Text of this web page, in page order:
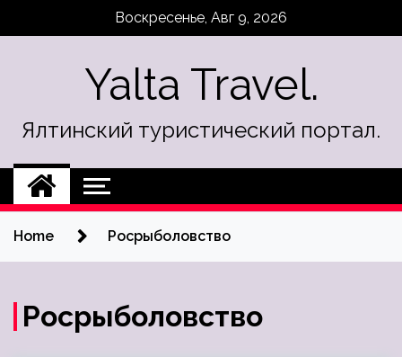
Воскресенье, Авг 9, 2026
Yalta Travel.
Ялтинский туристический портал.
Home Росрыболовство
Росрыболовство